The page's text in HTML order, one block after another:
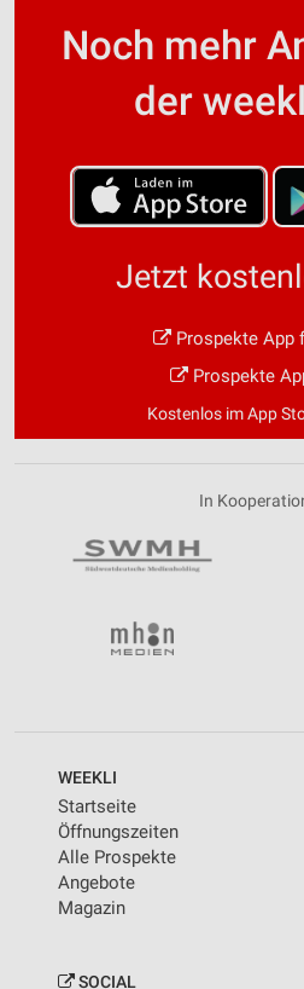
Noch mehr
der
Jetzt
Prospekte App
Prospekte
Kostenlos im App
In
WEEKLI
Startseite
Öffnungszeiten
Alle Prospekte
Angebote
Magazin
SOCIAL